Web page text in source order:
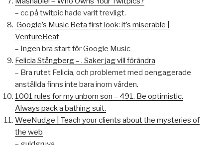
– cc på twitpic hade varit trevligt.
Google’s Music Beta first look: it’s miserable |
VentureBeat
– Ingen bra start för Google Music
Felicia Stångberg – . Saker jag vill förändra
– Bra rutet Felicia, och problemet med oengagerade
anställda finns inte bara inom vården.
1001 rules for my unborn son – 491. Be optimistic.
Always pack a bathing suit.
WeeNudge | Teach your clients about the mysteries of
the web